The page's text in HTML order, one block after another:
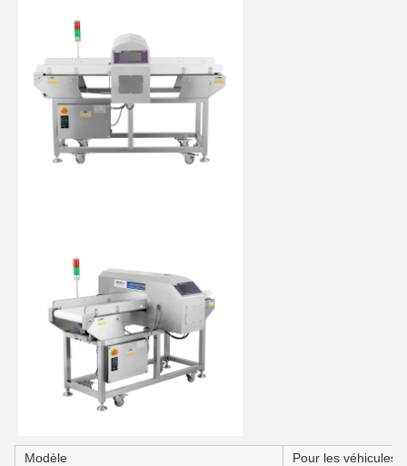
Modèle
Pour les véhicules